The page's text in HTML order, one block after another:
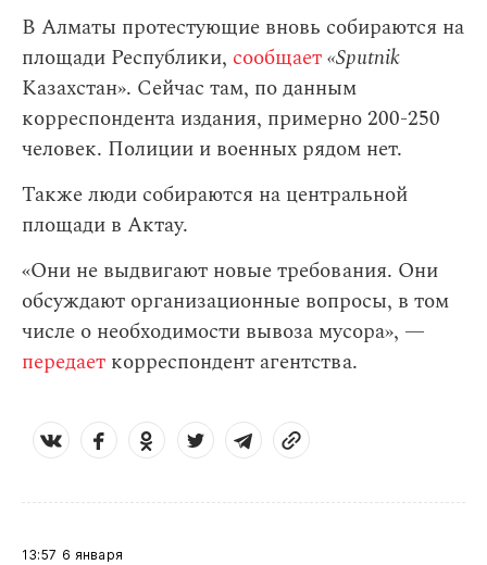
В Алматы протестующие вновь собираются на
площади Республики, сообщает«Sputnik
Казахстан». Сейчас там, по данным
корреспондента издания, примерно 200-250
человек. Полиции и военных рядом нет.
Также люди собираются на центральной
площади в Актау.
«Они не выдвигают новые требования. Они
обсуждают организационные вопросы, в том
числе о необходимости вывоза мусора», —
передает корреспондент агентства.
13:57 6 января